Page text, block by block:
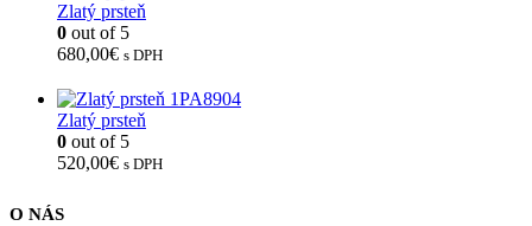
Zlatý prsteň
0 out of 5
680,00€ s DPH
Zlatý prsteň
0 out of 5
520,00€ s DPH
O NÁS